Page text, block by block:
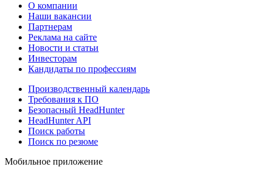
О компании
Наши вакансии
Партнерам
Реклама на сайте
Новости и статьи
Инвесторам
Кандидаты по профессиям
Производственный календарь
Требования к ПО
Безопасный HeadHunter
HeadHunter API
Поиск работы
Поиск по резюме
Мобильное приложение